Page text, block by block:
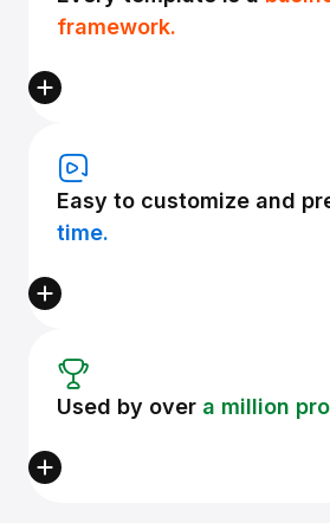
framework.
Easy to customize and
time.
Used by over a million